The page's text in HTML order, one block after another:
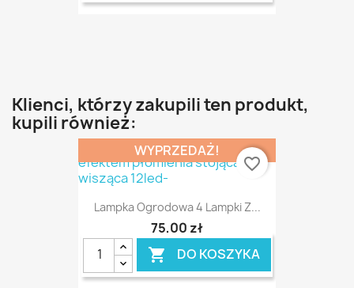
Klienci, którzy zakupili ten produkt,
kupili również:
Lampka Ogrodowa 4 Lampki Z...
75,00 zł
 DO KOSZYKA
WYPRZEDAŻ!
favorite_border